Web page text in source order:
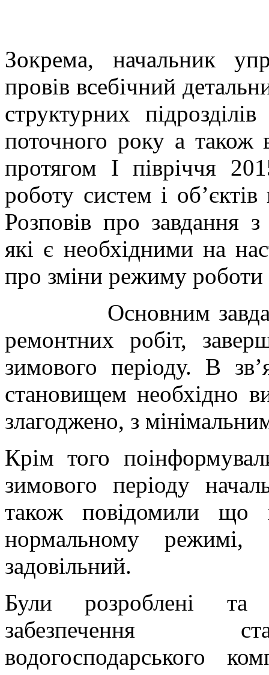
Зокрема, начальник
провів всебічний
структурних
поточного року а також
протягом І півріччя
роботу систем і
Розповів про завдання з
які є необхідними на
про зміни режиму роботи
Основним
ремонтних робіт,
зимового періоду. В
становищем необхідно
злагоджено, з
Крім того
зимового періоду
також повідомили що
нормальному режимі,
задовільний.
Були розроблені та
забезпечення
водогосподарського